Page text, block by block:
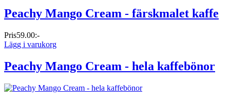
Peachy Mango Cream - färskmalet kaffe
Pris59.00:-
Lägg i varukorg
Peachy Mango Cream - hela kaffebönor